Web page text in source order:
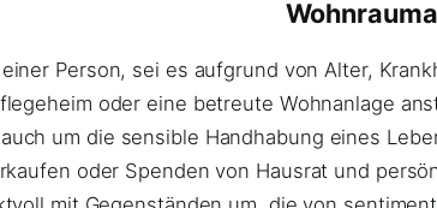
Person, sei es aufgrund von Alter,
oder eine betreute Wohnanlage
um die sensible Handhabung eines
oder Spenden von Hausrat und